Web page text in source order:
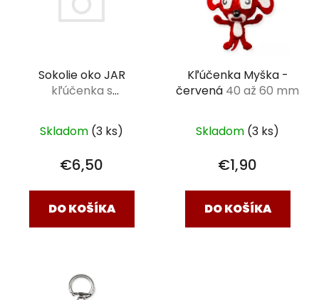
Sokolie oko JAR
kľúčenka s
kameňom L (2,5-3
cm)
Skladom (3 ks)
€6,50
DO KOŠÍKA
Kľúčenka Myška -
červená 40 až 60 mm
Skladom (3 ks)
€1,90
DO KOŠÍKA